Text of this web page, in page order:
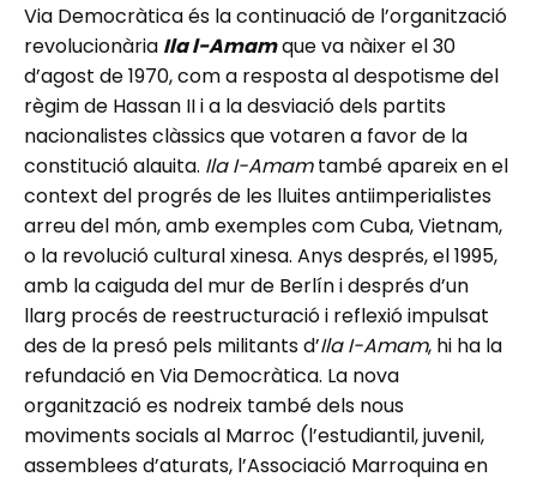
Via Democràtica és la continuació de l’organització
revolucionària Ila l-Amamque va nàixer el 30
d’agost de 1970, com a resposta al despotisme del
règim de Hassan II i a la desviació dels partits
nacionalistes clàssics que votaren a favor de la
constitució alauita. Ila I-Amamtambé apareix en el
context del progrés de les lluites antiimperialistes
arreu del món, amb exemples com Cuba, Vietnam,
o la revolució cultural xinesa. Anys després, el 1995,
amb la caiguda del mur de Berlín i després d’un
llarg procés de reestructuració i reflexió impulsat
des de la presó pels militants d’Ila I-Amam, hi ha la
refundació en Via Democràtica. La nova
organització es nodreix també dels nous
moviments socials al Marroc (l’estudiantil, juvenil,
assemblees d’aturats, l’Associació Marroquina en